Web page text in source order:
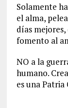
Solamente
el alma,
días
fomento al
NO a la
humano.
es una Patria